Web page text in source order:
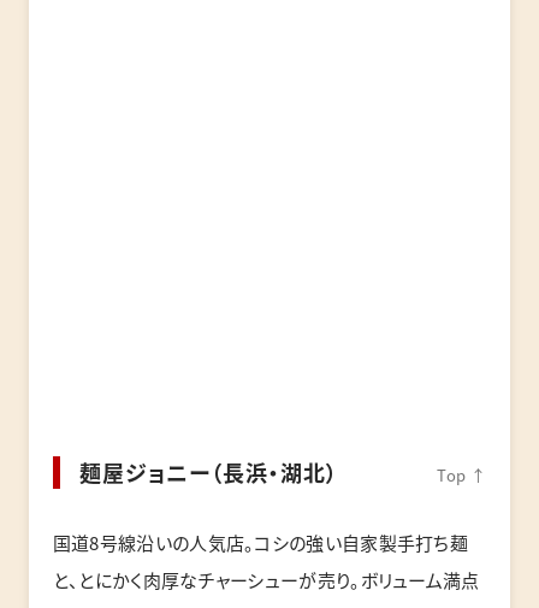
麺屋ジョニー（長浜・湖北） Top ↑
国道8号線沿いの人気店。コシの強い自家製手打ち麺
と、とにかく肉厚なチャーシューが売り。ボリューム満点